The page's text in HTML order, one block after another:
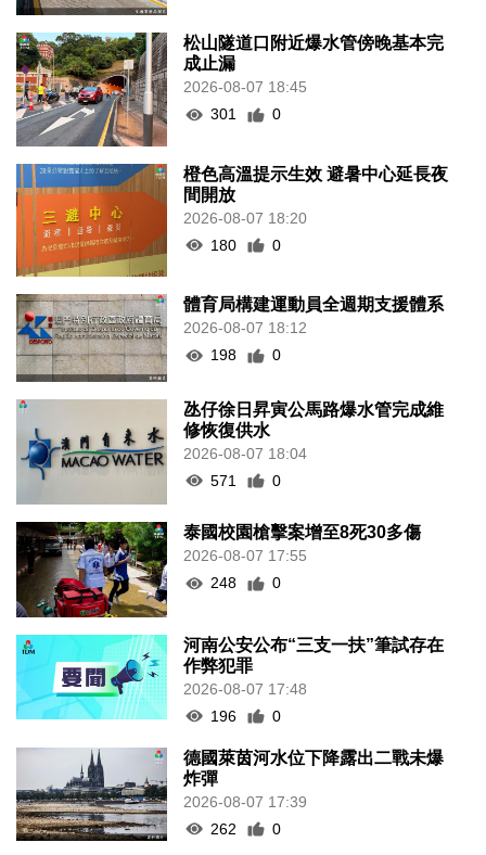
松山隧道口附近爆水管傍晚基本完
成止漏
2026-08-07 18:45
301
0
橙色高溫提示生效 避暑中心延長夜
間開放
2026-08-07 18:20
180
0
體育局構建運動員全週期支援體系
2026-08-07 18:12
198
0
氹仔徐日昇寅公馬路爆水管完成維
修恢復供水
2026-08-07 18:04
571
0
泰國校園槍擊案增至8死30多傷
2026-08-07 17:55
248
0
河南公安公布“三支一扶”筆試存在
作弊犯罪
2026-08-07 17:48
196
0
德國萊茵河水位下降露出二戰未爆
炸彈
2026-08-07 17:39
262
0